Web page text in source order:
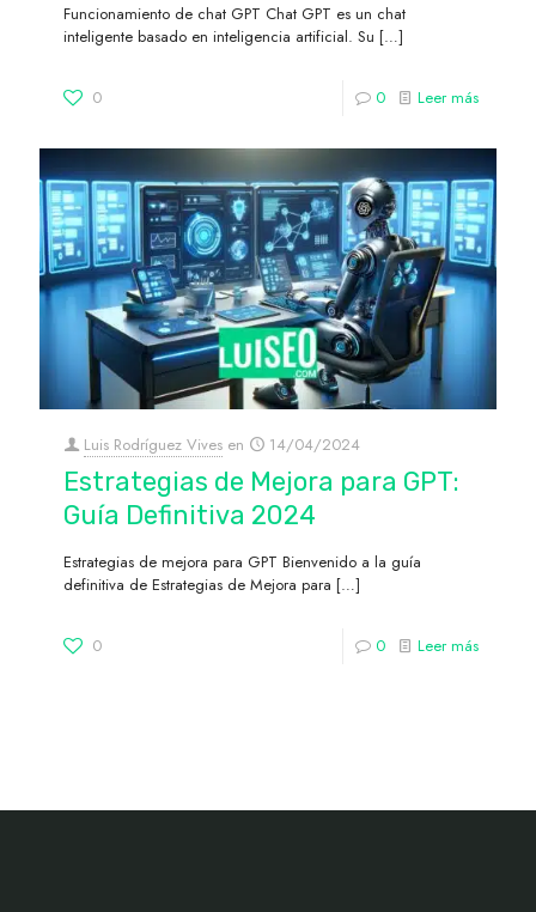
Funcionamiento de chat GPT Chat GPT es un chat
inteligente basado en inteligencia artificial. Su […]
0 0 Leer más
Luis Rodríguez Vives en 14/04/2024
Estrategias de Mejora para GPT:
Guía Definitiva 2024
Estrategias de mejora para GPT Bienvenido a la guía
definitiva de Estrategias de Mejora para […]
0 0 Leer más